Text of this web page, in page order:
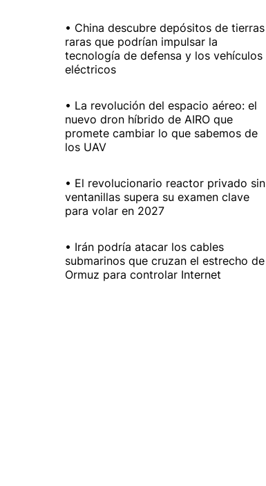
China descubre depósitos de tierras
raras que podrían impulsar la
tecnología de defensa y los vehículos
eléctricos
La revolución del espacio aéreo: el
nuevo dron híbrido de AIRO que
promete cambiar lo que sabemos de
los UAV
El revolucionario reactor privado sin
ventanillas supera su examen clave
para volar en 2027
Irán podría atacar los cables
submarinos que cruzan el estrecho de
Ormuz para controlar Internet